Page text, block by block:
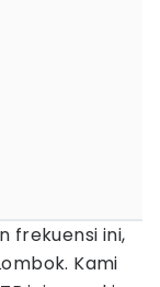
frekuensi ini,
Kami